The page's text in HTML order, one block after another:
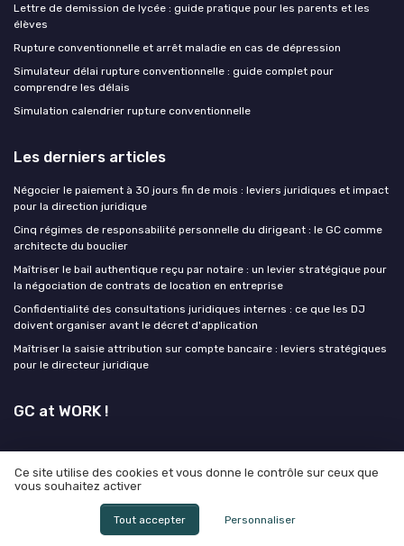
Lettre de demission de lycée : guide pratique pour les parents et les
élèves
Rupture conventionnelle et arrêt maladie en cas de dépression
Simulateur délai rupture conventionnelle : guide complet pour
comprendre les délais
Simulation calendrier rupture conventionnelle
Les derniers articles
Négocier le paiement à 30 jours fin de mois : leviers juridiques et impact
pour la direction juridique
Cinq régimes de responsabilité personnelle du dirigeant : le GC comme
architecte du bouclier
Maîtriser le bail authentique reçu par notaire : un levier stratégique pour
la négociation de contrats de location en entreprise
Confidentialité des consultations juridiques internes : ce que les DJ
doivent organiser avant le décret d'application
Maîtriser la saisie attribution sur compte bancaire : leviers stratégiques
pour le directeur juridique
GC at WORK !
Mentions légales Politique de confidentialité
enquête 2025 sur l'IA et les directeurs juridiques
Ce site utilise des cookies et vous donne le contrôle sur ceux que
vous souhaitez activer
Tout accepter Personnaliser